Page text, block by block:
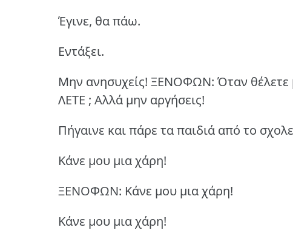
Έγινε, θα πάω.
Εντάξει.
Μην ανησυχείς! ΞΕΝΟΦΩΝ: Όταν θέλετε
ΛΕΤΕ ; Αλλά μην αργήσεις!
Πήγαινε και πάρε τα παιδιά από το
Kάνε μου μια χάρη!
ΞΕΝΟΦΩΝ: Kάνε μου μια χάρη!
Kάνε μου μια χάρη!